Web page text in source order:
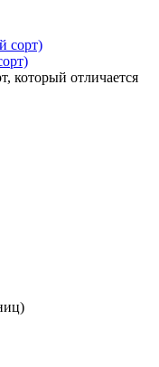
который отличается